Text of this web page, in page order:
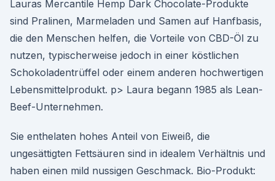
Lauras Mercantile Hemp Dark Chocolate-Produkte
sind Pralinen, Marmeladen und Samen auf Hanfbasis,
die den Menschen helfen, die Vorteile von CBD-Öl zu
nutzen, typischerweise jedoch in einer köstlichen
Schokoladentrüffel oder einem anderen hochwertigen
Lebensmittelprodukt. p> Laura begann 1985 als Lean-
Beef-Unternehmen.
Sie enthelaten hohes Anteil von Eiweiß, die
ungesättigten Fettsäuren sind in idealem Verhältnis und
haben einen mild nussigen Geschmack. Bio-Produkt: